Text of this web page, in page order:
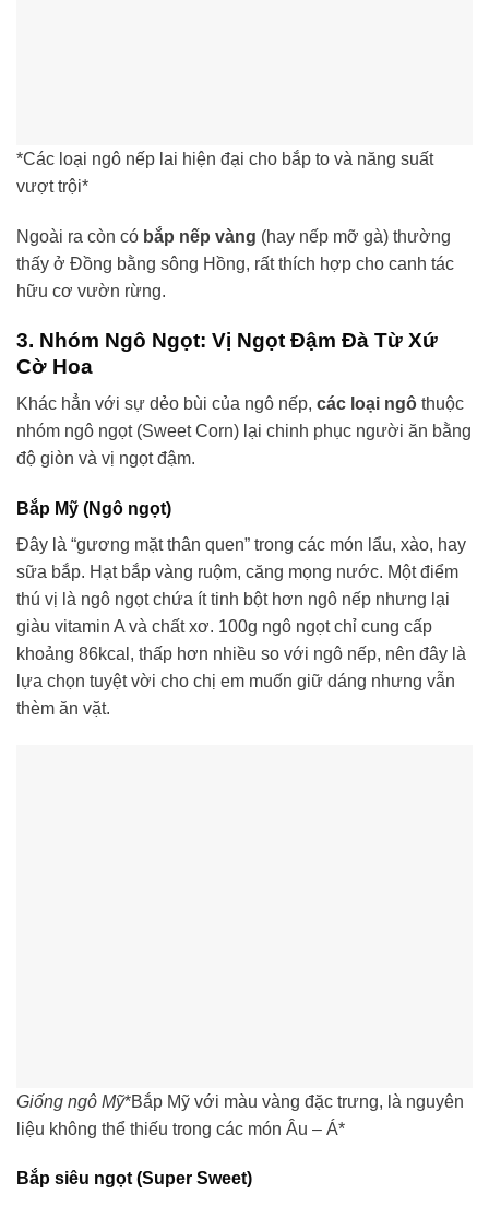
*Các loại ngô nếp lai hiện đại cho bắp to và năng suất
vượt trội*
Ngoài ra còn có bắp nếp vàng (hay nếp mỡ gà) thường
thấy ở Đồng bằng sông Hồng, rất thích hợp cho canh tác
hữu cơ vườn rừng.
3. Nhóm Ngô Ngọt: Vị Ngọt Đậm Đà Từ Xứ
Cờ Hoa
Khác hẳn với sự dẻo bùi của ngô nếp, các loại ngô thuộc
nhóm ngô ngọt (Sweet Corn) lại chinh phục người ăn bằng
độ giòn và vị ngọt đậm.
Bắp Mỹ (Ngô ngọt)
Đây là “gương mặt thân quen” trong các món lẩu, xào, hay
sữa bắp. Hạt bắp vàng ruộm, căng mọng nước. Một điểm
thú vị là ngô ngọt chứa ít tinh bột hơn ngô nếp nhưng lại
giàu vitamin A và chất xơ. 100g ngô ngọt chỉ cung cấp
khoảng 86kcal, thấp hơn nhiều so với ngô nếp, nên đây là
lựa chọn tuyệt vời cho chị em muốn giữ dáng nhưng vẫn
thèm ăn vặt.
Giống ngô Mỹ*Bắp Mỹ với màu vàng đặc trưng, là nguyên
liệu không thể thiếu trong các món Âu – Á*
Bắp siêu ngọt (Super Sweet)